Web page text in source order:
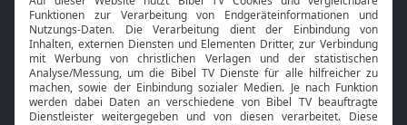
Neuigkeiten
Smart TV
HbbTV
Bibelthek Online-Bibel
Nächster Gottesdienst